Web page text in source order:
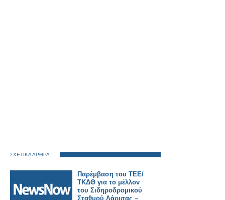
ΣΧΕΤΙΚΑ ΑΡΘΡΑ
Παρέμβαση του ΤΕΕ/
ΤΚΔΘ για το μέλλον
του Σιδηροδρομικού
Σταθμού Λάρισας –